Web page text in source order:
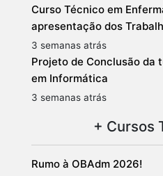
Curso Técnico em
apresentação dos
3 semanas atrás
Projeto de Conclusão da
em Informática
3 semanas atrás
+ Cursos
Rumo à OBAdm 2026!